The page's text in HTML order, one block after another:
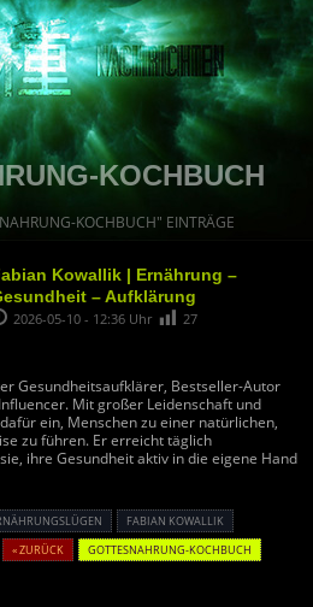
KOCHBUCH
KOCHBUCH" EINTRÄGE
Kowallik | Ernährung –
– Aufklärung
2026-05-10 - 12:36 Uhr 27
Gesundheitsaufklärer, Bestseller-Autor
Mit großer Leidenschaft und
ein, Menschen zu einer natürlichen,
zu führen. Er erreicht täglich
ihre Gesundheit aktiv in die eigene Hand
FABIAN KOWALLIK
« ZURÜCK
GOTTESNAHRUNG-KOCHBUCH